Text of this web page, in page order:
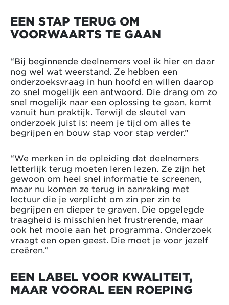
EEN STAP TERUG OM
VOORWAARTS TE GAAN
“Bij beginnende deelnemers voel ik hier en daar
nog wel wat weerstand. Ze hebben een
onderzoeksvraag in hun hoofd en willen daarop
zo snel mogelijk een antwoord. Die drang om zo
snel mogelijk naar een oplossing te gaan, komt
vanuit hun praktijk. Terwijl de sleutel van
onderzoek juist is: neem je tijd om alles te
begrijpen en bouw stap voor stap verder.”
“We merken in de opleiding dat deelnemers
letterlijk terug moeten leren lezen. Ze zijn het
gewoon om heel snel informatie te screenen,
maar nu komen ze terug in aanraking met
lectuur die je verplicht om zin per zin te
begrijpen en dieper te graven. Die opgelegde
traagheid is misschien het frustrerende, maar
ook het mooie aan het programma. Onderzoek
vraagt een open geest. Die moet je voor jezelf
creëren.”
EEN LABEL VOOR KWALITEIT,
MAAR VOORAL EEN ROEPING